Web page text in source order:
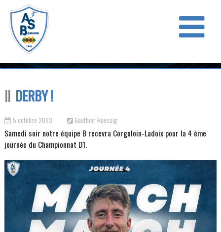
DERBY !
5 octobre 2023 Gauthier Haessig
Samedi soir notre équipe B recevra Corgoloin-Ladoix pour la 4 ème
journée du Championnat D1.